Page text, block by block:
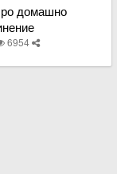
домашно
6954